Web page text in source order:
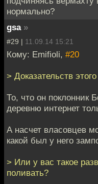
нормально?
gsa »
#29 | 11.09.14 15:21
Кому: Emifioli, #20
> Доказательств
То, что он поклонник
деревню интернет
А насчет власовцев
какой был у него
> Или у вас такое
поливать?